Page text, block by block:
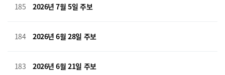
185 2026년 7월 5일 주보
184 2026년 6월 28일 주보
183 2026년 6월 21일 주보